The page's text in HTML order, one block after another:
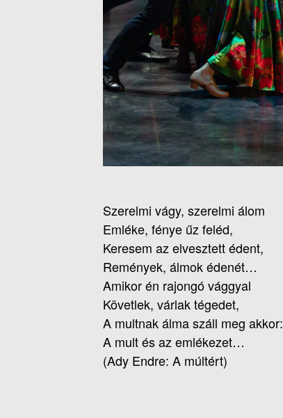
Szerelmi vágy, szerelmi álom
Emléke, fénye űz feléd,
Keresem az elvesztett édent,
Remények, álmok édenét…
Amikor én rajongó vággyal
Követlek, várlak tégedet,
A multnak álma száll meg akkor:
A mult és az emlékezet…
(Ady Endre: A múltért)